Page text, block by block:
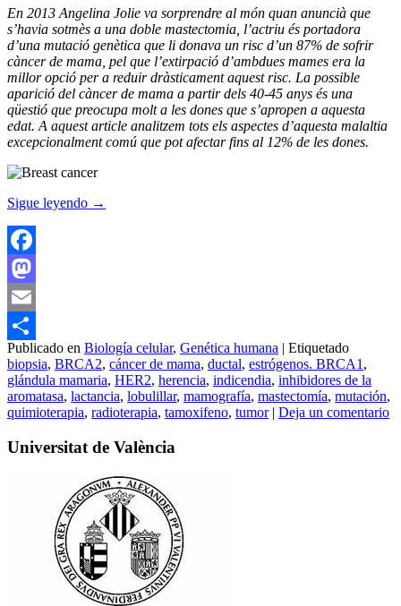
En 2013 Angelina Jolie va sorprendre al món quan anuncià que
s’havia sotmès a una doble mastectomia, l’actriu és portadora
d’una mutació genètica que li donava un risc d’un 87% de sofrir
càncer de mama, pel que l’extirpació d’ambdues mames era la
millor opció per a reduir dràsticament aquest risc. La possible
aparició del càncer de mama a partir dels 40-45 anys és una
qüestió que preocupa molt a les dones que s’apropen a aquesta
edat. A aquest article analitzem tots els aspectes d’aquesta malaltia
excepcionalment comú que pot afectar fins al 12% de les dones.
Sigue leyendo →
Facebook
Mastodon
Email
Compartir
Publicado en Biología celular, Genética humana | Etiquetado
biopsia, BRCA2, cáncer de mama, ductal, estrógenos. BRCA1 ,
glándula mamaria, HER2, herencia, indicendia, inhibidores de la
aromatasa, lactancia, lobulillar, mamografía, mastectomía, mutación,
quimioterapia, radioterapia, tamoxifeno, tumor | Deja un comentario
Universitat de València